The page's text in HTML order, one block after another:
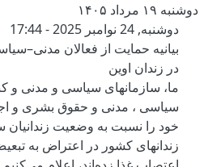
دوشنبه ۱۹ مرداد ۱۴۰۵
بیانیه حمایت از
دوشنبه, 24 نوامبر 2025 - 17:44
بیانیه حمایت از فعالان
در زندان اوین
ما، سازمانهای سیاسی و مدنی و
سیاسی ، مدنی و حقوق بشری و
خود را نسبت به وضعیت
زندانهای کشور در اعتراض به